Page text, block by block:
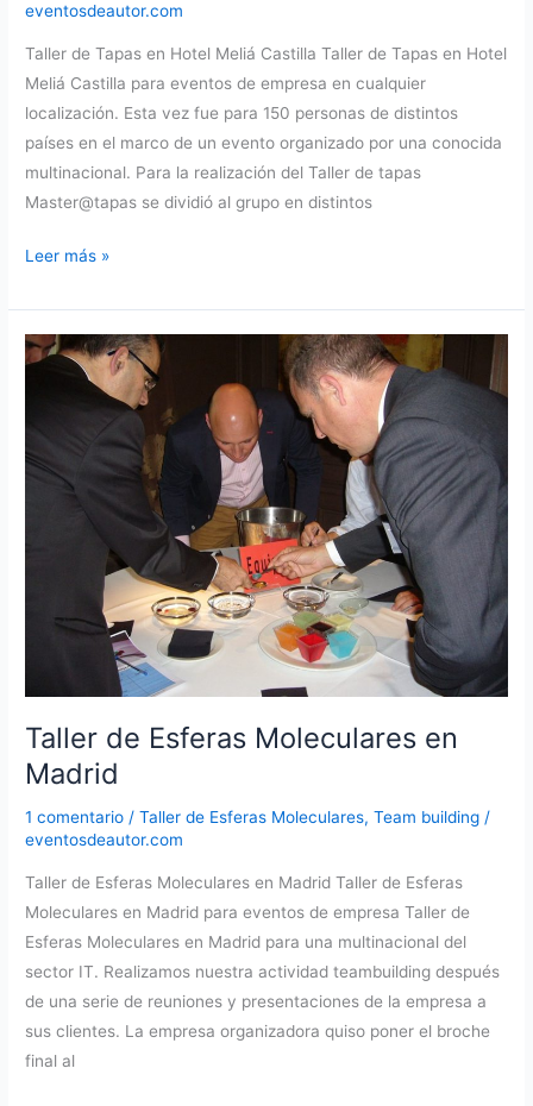
eventosdeautor.com
Taller de Tapas en Hotel Meliá Castilla Taller de Tapas en Hotel
Meliá Castilla para eventos de empresa en cualquier
localización. Esta vez fue para 150 personas de distintos
países en el marco de un evento organizado por una conocida
multinacional. Para la realización del Taller de tapas
Master@tapas se dividió al grupo en distintos
Taller
tapas
en
Castilla
Leer más »
Taller de Esferas Moleculares en
Madrid
1 comentario /Taller de Esferas Moleculares,Team building /
eventosdeautor.com
Taller de Esferas Moleculares en Madrid Taller de Esferas
Moleculares en Madrid para eventos de empresa Taller de
Esferas Moleculares en Madrid para una multinacional del
sector IT. Realizamos nuestra actividad teambuilding después
de una serie de reuniones y presentaciones de la empresa a
sus clientes. La empresa organizadora quiso poner el broche
final al